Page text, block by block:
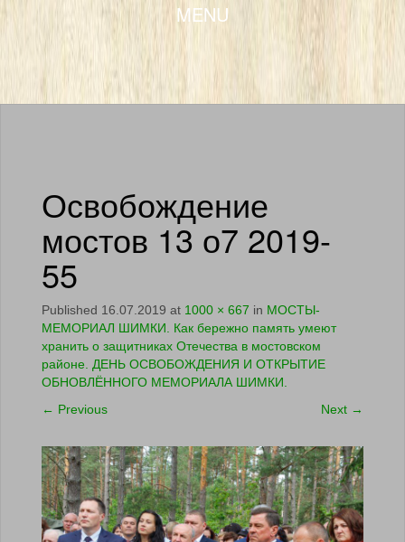
MENU
SKIP TO CONTENT
Освобождение
мостов 13 о7 2019-
55
Published 16.07.2019 at 1000 × 667 in МОСТЫ-
МЕМОРИАЛ ШИМКИ. Как бережно память умеют
хранить о защитниках Отечества в мостовском
районе. ДЕНЬ ОСВОБОЖДЕНИЯ И ОТКРЫТИЕ
ОБНОВЛЁННОГО МЕМОРИАЛА ШИМКИ.
← Previous Next →